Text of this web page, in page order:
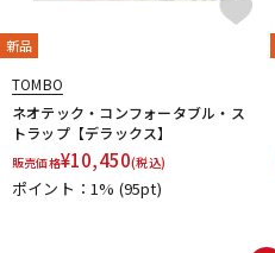
新品
TOMBO
ネオテック・コンフォータブル・ス
トラップ【デラックス】
販売価格¥10,450(税込)
ポイント：1% (95pt)